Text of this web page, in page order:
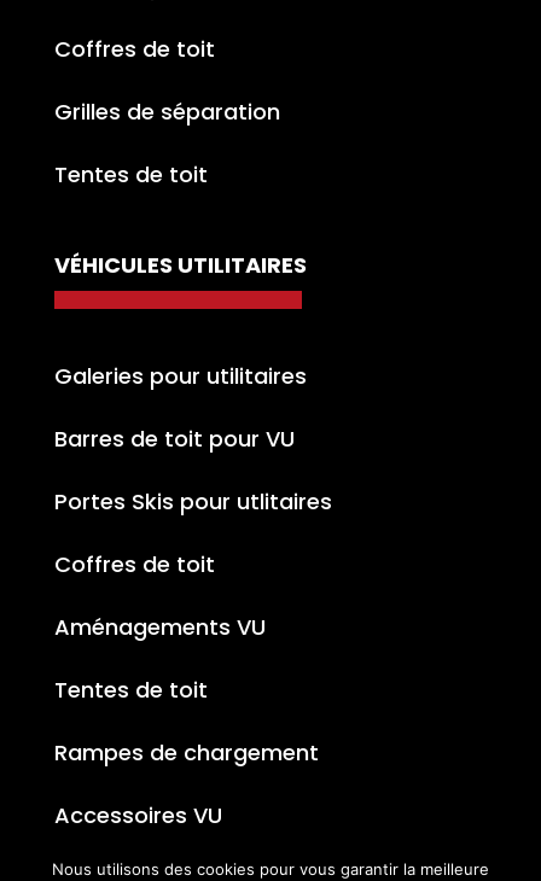
Coffres de toit
Grilles de séparation
Tentes de toit
VÉHICULES UTILITAIRES
Galeries pour utilitaires
Barres de toit pour VU
Portes Skis pour utlitaires
Coffres de toit
Aménagements VU
Tentes de toit
Rampes de chargement
Accessoires VU
Nous utilisons des cookies pour vous garantir la meilleure